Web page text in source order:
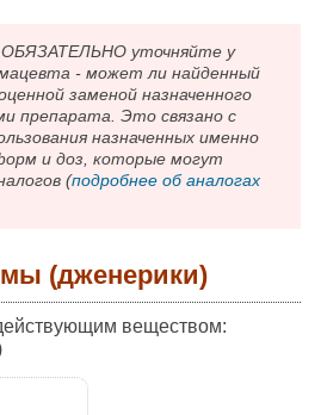
уточняйте у
- может ли найденный
заменой назначенного
препарата. Это связано с
назначенных именно
и доз, которые могут
(подробнее об аналогах
(дженерики)
веществом: